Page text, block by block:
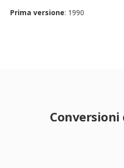
Prima versione: 1990